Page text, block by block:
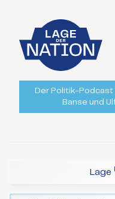
Der Politik-Podcast
Banse und
Lage